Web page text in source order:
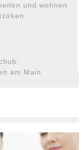
und wohnen
am Main